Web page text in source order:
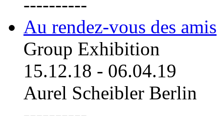
----------
Au rendez-vous des amis
Group Exhibition
15.12.18 - 06.04.19
Aurel Scheibler Berlin